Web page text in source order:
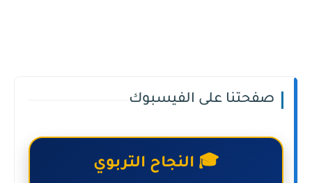
صفحتنا على الفيسبوك
🎓 النجاح التربوي